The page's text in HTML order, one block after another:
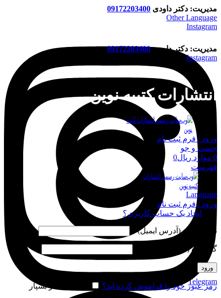
مدیریت: دکتر داودی 09172203400
Other Language
Instagram
Telegram
مدیریت: دکتر داودی09172203400
Instagram
انتشارات کتیبه نوین
ورود / فرم ثبت نام
جست و جو
0 موارد ریال0
فهرست
Language
ورود / فرم ثبت نام
ورود
ایجاد یک حساب کاربری؟
نام کاربری (آدرس ایمیل)
گذرواژه (شماره موبایل)
ورود
رمز عبور خود را فراموش کرده اید؟ مرا به خاطر بسپار